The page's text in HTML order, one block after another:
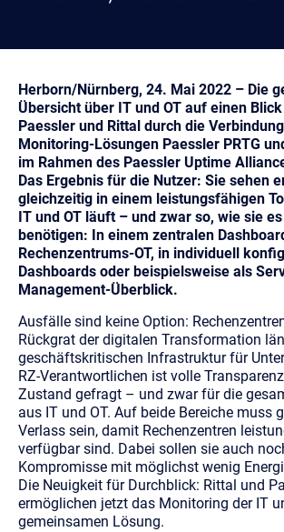
Herborn/Nürnberg, 24. Mai 2022 – Die
Übersicht über IT und OT auf einen
Paessler und Rittal durch die
Monitoring-Lösungen Paessler PRTG
im Rahmen des Paessler Uptime
Das Ergebnis für die Nutzer: Sie sehen
gleichzeitig in einem leistungsfähigen
IT und OT läuft – und zwar so, wie sie
benötigen: In einem zentralen
Rechenzentrums-OT, in individuell
Dashboards oder beispielsweise als
Management-Überblick.
Ausfälle sind keine Option:
Rückgrat der digitalen Transformation
geschäftskritischen Infrastruktur für
RZ-Verantwortlichen ist volle
Zustand gefragt – und zwar für die
aus IT und OT. Auf beide Bereiche muss
Verlass sein, damit Rechenzentren
verfügbar sind. Dabei sollen sie auch
Kompromisse mit möglichst wenig
Die Neuigkeit für Durchblick: Rittal und
ermöglichen jetzt das Monitoring der IT
gemeinsamen Lösung.